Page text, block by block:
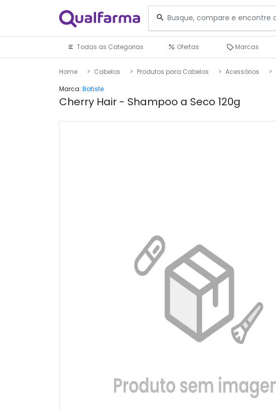
Todas as Categorias Ofertas Marcas
Home Cabelos Produtos para Cabelos Acessórios
Marca: Batiste
Cherry Hair - Shampoo a Seco 120g